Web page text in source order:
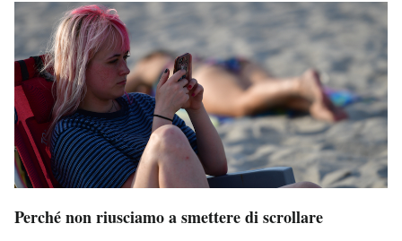
Perché non riusciamo a smettere di scrollare